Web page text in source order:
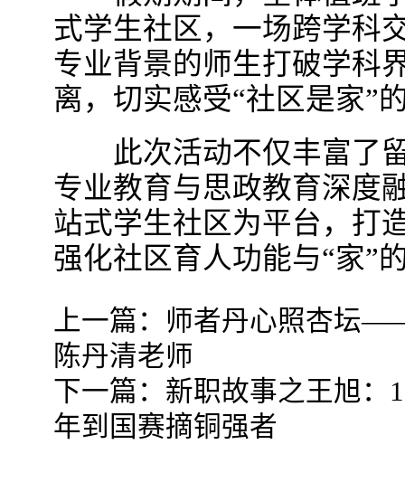
式学生社区，一场跨学科
专业背景的师生打破学科
离，切实感受“社区是家”
此次活动不仅丰富了留
专业教育与思政教育深度
站式学生社区为平台，打
强化社区育人功能与“家”
上一篇： 师者丹心照杏坛
陈丹清老师
下一篇： 新职故事之王旭
年到国赛摘铜强者